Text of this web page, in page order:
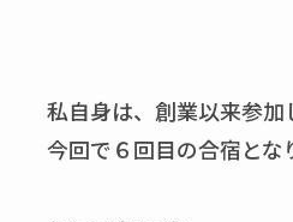
私自身は、創業以来参加
今回で６回目の合宿とな